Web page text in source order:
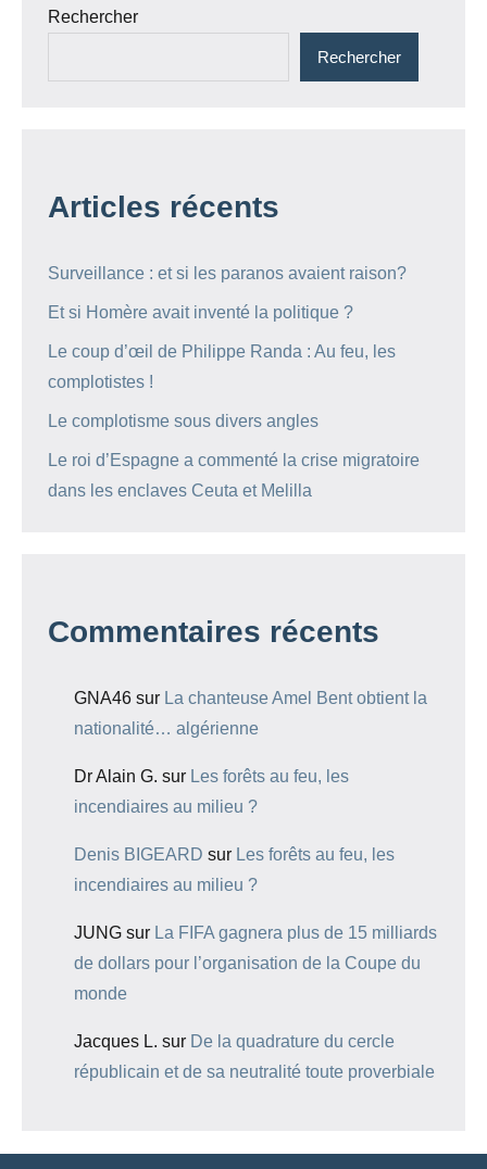
Rechercher
Rechercher
Articles récents
Surveillance : et si les paranos avaient raison?
Et si Homère avait inventé la politique ?
Le coup d’œil de Philippe Randa : Au feu, les
complotistes !
Le complotisme sous divers angles
Le roi d’Espagne a commenté la crise migratoire
dans les enclaves Ceuta et Melilla
Commentaires récents
GNA46 sur La chanteuse Amel Bent obtient la
nationalité… algérienne
Dr Alain G. sur Les forêts au feu, les
incendiaires au milieu ?
Denis BIGEARD sur Les forêts au feu, les
incendiaires au milieu ?
JUNG sur La FIFA gagnera plus de 15 milliards
de dollars pour l’organisation de la Coupe du
monde
Jacques L. sur De la quadrature du cercle
républicain et de sa neutralité toute proverbiale